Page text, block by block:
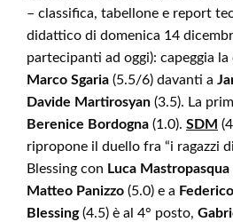
– classifica, tabellone e report
didattico di domenica 14
partecipanti ad oggi): capeggia
Marco Sgaria (5.5/6) davanti a
Davide Martirosyan (3.5). La
Berenice Bordogna (1.0). SDM
ripropone il duello fra “i ragazzi
Blessing con Luca Mastropasqua
Matteo Panizzo (5.0) e a
Blessing(4.5) è al 4° posto,